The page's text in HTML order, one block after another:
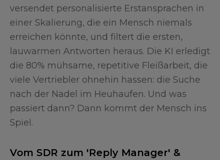
versendet personalisierte Erstansprachen in
einer Skalierung, die ein Mensch niemals
erreichen könnte, und filtert die ersten,
lauwarmen Antworten heraus. Die KI erledigt
die 80% mühsame, repetitive Fleißarbeit, die
viele Vertriebler ohnehin hassen: die Suche
nach der Nadel im Heuhaufen. Und was
passiert dann? Dann kommt der Mensch ins
Spiel.
Vom SDR zum 'Reply Manager' &